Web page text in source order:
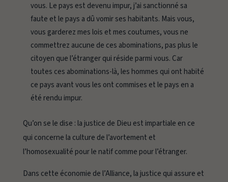
vous. Le pays est devenu impur, j’ai sanctionné sa
faute et le pays a dû vomir ses habitants. Mais vous,
vous garderez mes lois et mes coutumes, vous ne
commettrez aucune de ces abominations, pas plus le
citoyen que l’étranger qui réside parmi vous. Car
toutes ces abominations-là, les hommes qui ont habité
ce pays avant vous les ont commises et le pays en a
été rendu impur.
Qu’on se le dise : la justice de Dieu est impartiale en ce
qui concerne la culture de l’avortement et
l’homosexualité pour le natif comme pour l’étranger.
Dans cette économie de l’Alliance, la justice qui assure et